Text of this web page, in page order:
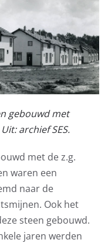
gebouwd met
Uit: archief SES.
met de z.g.
waren een
naar de
Ook het
steen gebouwd.
jaren werden